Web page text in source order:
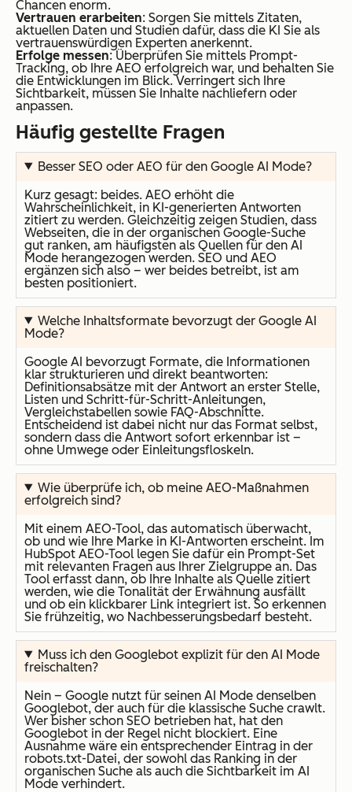
Chancen enorm.
Vertrauen erarbeiten: Sorgen Sie mittels Zitaten,
aktuellen Daten und Studien dafür, dass die KI Sie als
vertrauenswürdigen Experten anerkennt.
Erfolge messen: Überprüfen Sie mittels Prompt-
Tracking, ob Ihre AEO erfolgreich war, und behalten Sie
die Entwicklungen im Blick. Verringert sich Ihre
Sichtbarkeit, müssen Sie Inhalte nachliefern oder
anpassen.
Häufig gestellte Fragen
Besser SEO oder AEO für den Google AI Mode?
Kurz gesagt: beides. AEO erhöht die
Wahrscheinlichkeit, in KI-generierten Antworten
zitiert zu werden. Gleichzeitig zeigen Studien, dass
Webseiten, die in der organischen Google-Suche
gut ranken, am häufigsten als Quellen für den AI
Mode herangezogen werden. SEO und AEO
ergänzen sich also – wer beides betreibt, ist am
besten positioniert.
Welche Inhaltsformate bevorzugt der Google AI
Mode?
Google AI bevorzugt Formate, die Informationen
klar strukturieren und direkt beantworten:
Definitionsabsätze mit der Antwort an erster Stelle,
Listen und Schritt-für-Schritt-Anleitungen,
Vergleichstabellen sowie FAQ-Abschnitte.
Entscheidend ist dabei nicht nur das Format selbst,
sondern dass die Antwort sofort erkennbar ist –
ohne Umwege oder Einleitungsfloskeln.
Wie überprüfe ich, ob meine AEO-Maßnahmen
erfolgreich sind?
Mit einem AEO-Tool, das automatisch überwacht,
ob und wie Ihre Marke in KI-Antworten erscheint. Im
HubSpot AEO-Tool legen Sie dafür ein Prompt-Set
mit relevanten Fragen aus Ihrer Zielgruppe an. Das
Tool erfasst dann, ob Ihre Inhalte als Quelle zitiert
werden, wie die Tonalität der Erwähnung ausfällt
und ob ein klickbarer Link integriert ist. So erkennen
Sie frühzeitig, wo Nachbesserungsbedarf besteht.
Muss ich den Googlebot explizit für den AI Mode
freischalten?
Nein – Google nutzt für seinen AI Mode denselben
Googlebot, der auch für die klassische Suche crawlt.
Wer bisher schon SEO betrieben hat, hat den
Googlebot in der Regel nicht blockiert. Eine
Ausnahme wäre ein entsprechender Eintrag in der
robots.txt-Datei, der sowohl das Ranking in der
organischen Suche als auch die Sichtbarkeit im AI
Mode verhindert.